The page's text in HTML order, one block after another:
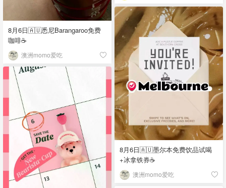
8月6日🇦🇺悉尼Barangaroo免费
咖啡☕
澳洲momo爱吃
8月6日🇦🇺墨尔本免费饮品试喝
+冰拿铁券☕
澳洲momo爱吃